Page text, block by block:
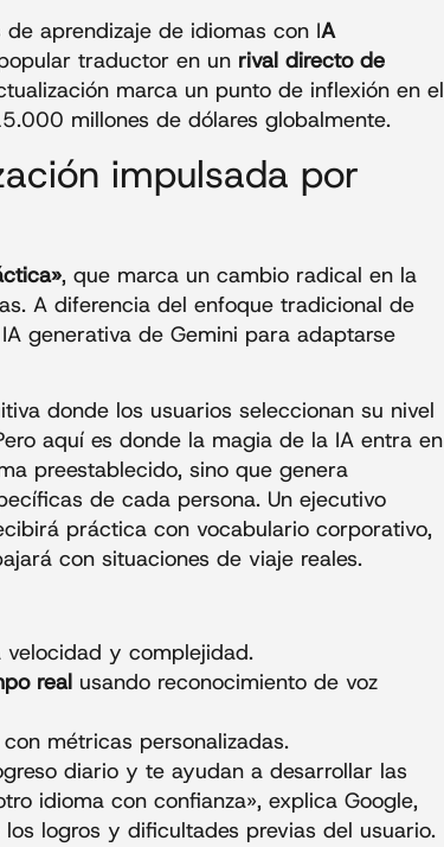
aprendizaje de idiomas con IA
traductor en un rival directo de
marca un punto de inflexión en el
millones de dólares globalmente.
impulsada por
, que marca un cambio radical en la
A diferencia del enfoque tradicional de
generativa de Gemini para adaptarse
donde los usuarios seleccionan su nivel
aquí es donde la magia de la IA entra en
preestablecido, sino que genera
de cada persona. Un ejecutivo
práctica con vocabulario corporativo,
con situaciones de viaje reales.
y complejidad.
real usando reconocimiento de voz
métricas personalizadas.
diario y te ayudan a desarrollar las
idioma con confianza», explica Google,
logros y dificultades previas del usuario.